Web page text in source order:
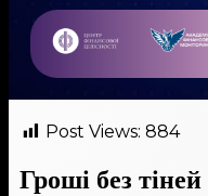
Post Views: 884
Гроші без тіней